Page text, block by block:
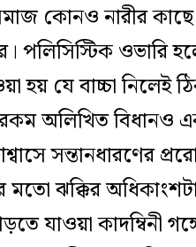
কোনও নারীর কাছে
পলিসিস্টিক ওভারি
হয় যে বাচ্চা
অলিখিত বিধানও
সন্তানধারণের
ঝক্কির
যাওয়া কাদম্বিনী